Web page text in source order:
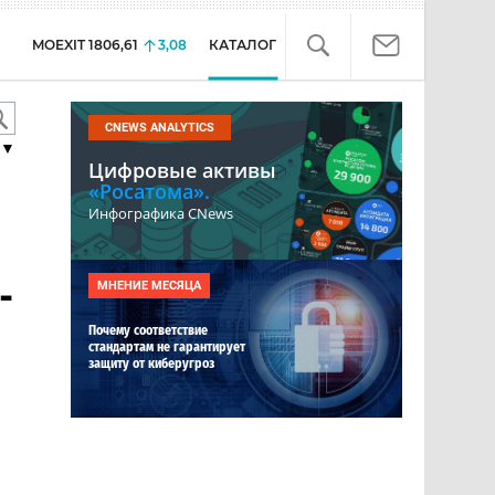
MOEXIT 1806,61 3,08 КАТАЛОГ
CNEWS ANALYTICS
Цифровые активы
«Росатома».
Инфографика CNews
МНЕНИЕ МЕСЯЦА
Почему соответствие
стандартам не гарантирует
защиту от киберугроз